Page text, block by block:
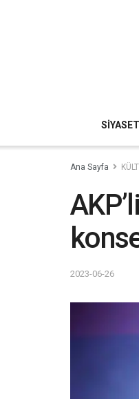
SİYASET
Ana Sayfa
2023-06-26